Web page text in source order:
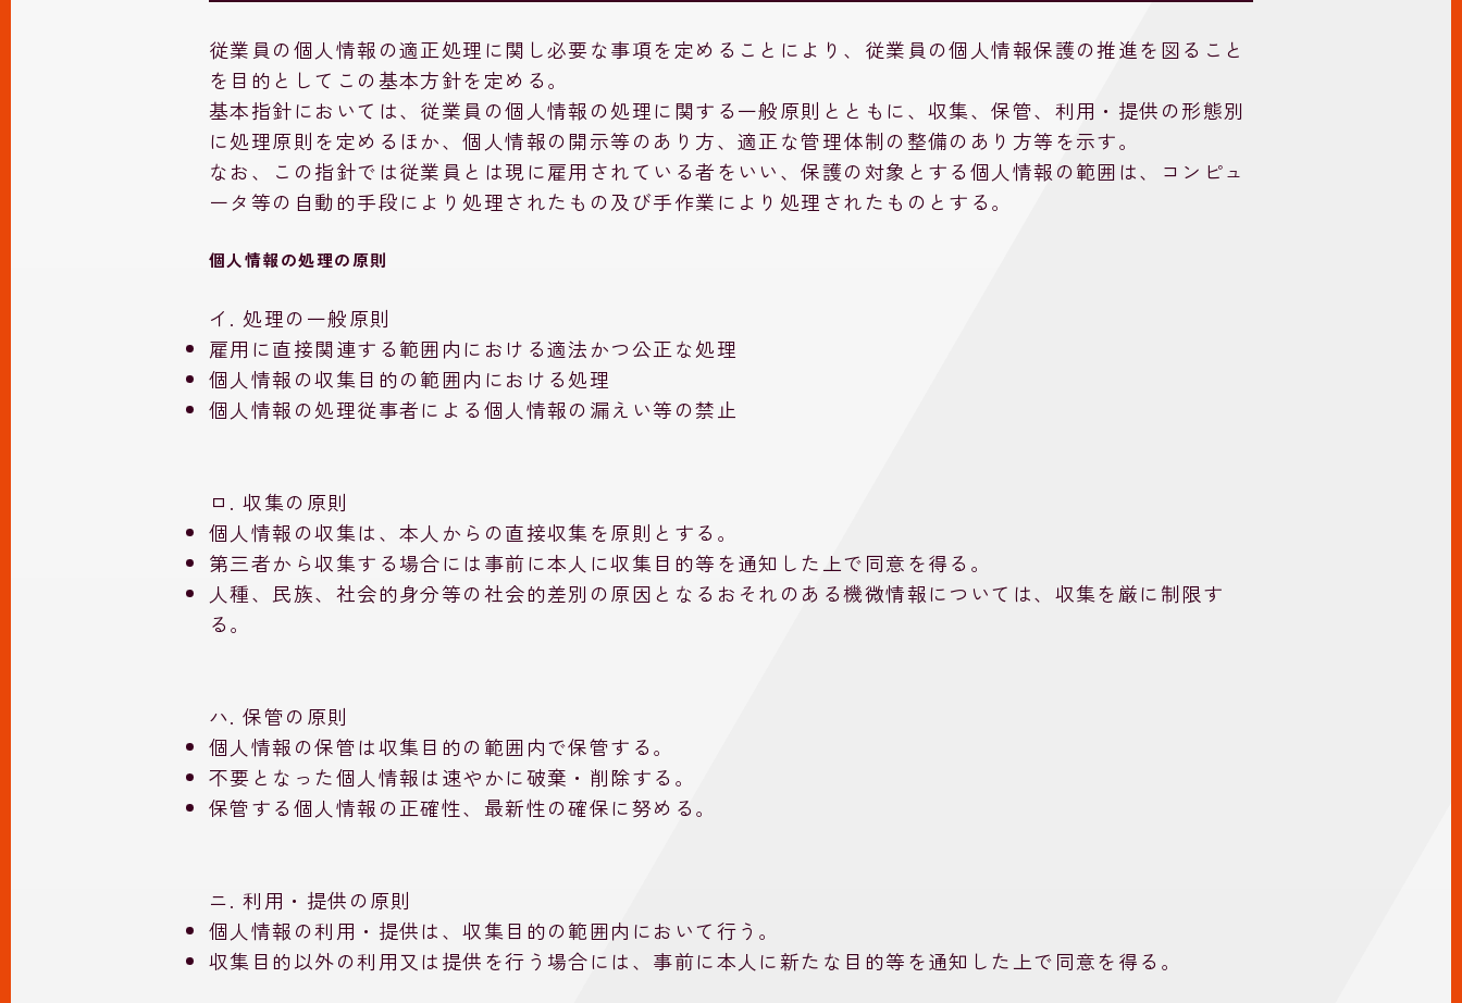
従業員の個人情報の適正処理に関し必要な事項を定めることにより、従業員の個人情報保護の推進を図ること
を目的としてこの基本方針を定める。
基本指針においては、従業員の個人情報の処理に関する一般原則とともに、収集、保管、利用・提供の形態別
に処理原則を定めるほか、個人情報の開示等のあり方、適正な管理体制の整備のあり方等を示す。
なお、この指針では従業員とは現に雇用されている者をいい、保護の対象とする個人情報の範囲は、コンピュ
ータ等の自動的手段により処理されたもの及び手作業により処理されたものとする。
個人情報の処理の原則
イ. 処理の一般原則
雇用に直接関連する範囲内における適法かつ公正な処理
個人情報の収集目的の範囲内における処理
個人情報の処理従事者による個人情報の漏えい等の禁止
ロ. 収集の原則
個人情報の収集は、本人からの直接収集を原則とする。
第三者から収集する場合には事前に本人に収集目的等を通知した上で同意を得る。
人種、民族、社会的身分等の社会的差別の原因となるおそれのある機微情報については、収集を厳に制限す
る。
ハ. 保管の原則
個人情報の保管は収集目的の範囲内で保管する。
不要となった個人情報は速やかに破棄・削除する。
保管する個人情報の正確性、最新性の確保に努める。
ニ. 利用・提供の原則
個人情報の利用・提供は、収集目的の範囲内において行う。
収集目的以外の利用又は提供を行う場合には、事前に本人に新たな目的等を通知した上で同意を得る。